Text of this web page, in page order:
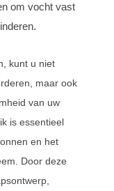
om vocht vast
kunt u niet
maar ook
van uw
is essentieel
en het
Door deze